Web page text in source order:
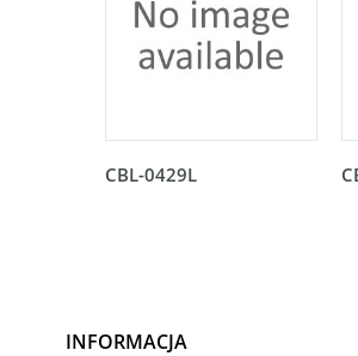
CBL-0429L
INFORMACJA